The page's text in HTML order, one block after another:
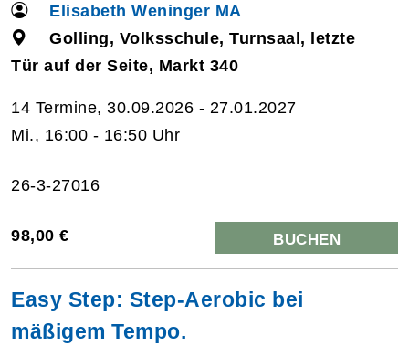
Elisabeth Weninger MA
Golling, Volksschule, Turnsaal, letzte
Tür auf der Seite, Markt 340
14 Termine, 30.09.2026 - 27.01.2027
Mi., 16:00 - 16:50 Uhr
26-3-27016
98,00 € BUCHEN
Easy Step: Step-Aerobic bei
mäßigem Tempo.